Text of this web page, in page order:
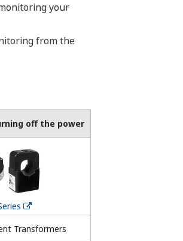
your
from the
off the power
Transformers